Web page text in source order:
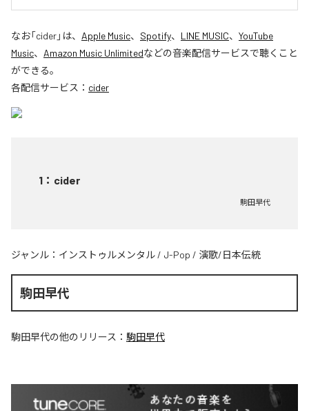
なお「cider」は、 Apple Music、 Spotify、 LINE MUSIC、 YouTube
Music、 Amazon Music Unlimitedなどの音楽配信サービスで聴くこと
ができる。
各配信サービス： cider
1 ： cider
駒田早代
ジャンル： インストゥルメンタル / J-Pop / 演歌/日本伝統
駒田早代
駒田早代の他のリリース： 駒田早代